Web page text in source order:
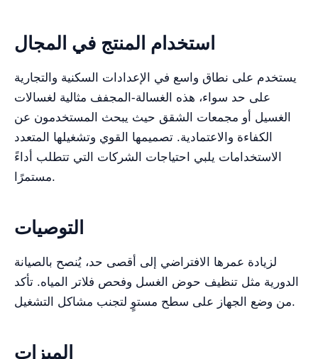
استخدام المنتج في المجال
يستخدم على نطاق واسع في الإعدادات السكنية والتجارية
على حد سواء، هذه الغسالة-المجفف مثالية لغسالات
الغسيل أو مجمعات الشقق حيث يبحث المستخدمون عن
الكفاءة والاعتمادية. تصميمها القوي وتشغيلها المتعدد
الاستخدامات يلبي احتياجات الشركات التي تتطلب أداءً
مستمرًا.
التوصيات
لزيادة عمرها الافتراضي إلى أقصى حد، يُنصح بالصيانة
الدورية مثل تنظيف حوض الغسل وفحص فلاتر المياه. تأكد
من وضع الجهاز على سطح مستوٍ لتجنب مشاكل التشغيل.
الميزات